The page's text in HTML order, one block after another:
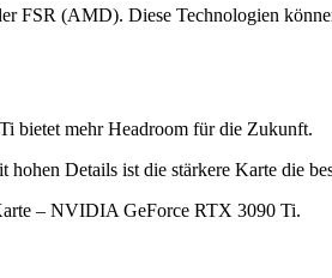
(AMD). Diese Technologien
bietet mehr Headroom für die Zukunft.
Details ist die stärkere Karte die
– NVIDIA GeForce RTX 3090 Ti.